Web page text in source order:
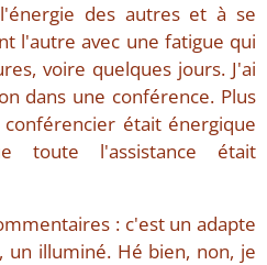
des autres et à se
l'autre avec une fatigue qui
voire quelques jours. J'ai
dans une conférence. Plus
était énergique
toute l'assistance était
: c'est un adapte
un illuminé. Hé bien, non, je